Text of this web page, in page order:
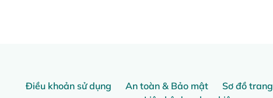
Điều khoản sử dụng An toàn & Bảo mật Sơ đồ trang